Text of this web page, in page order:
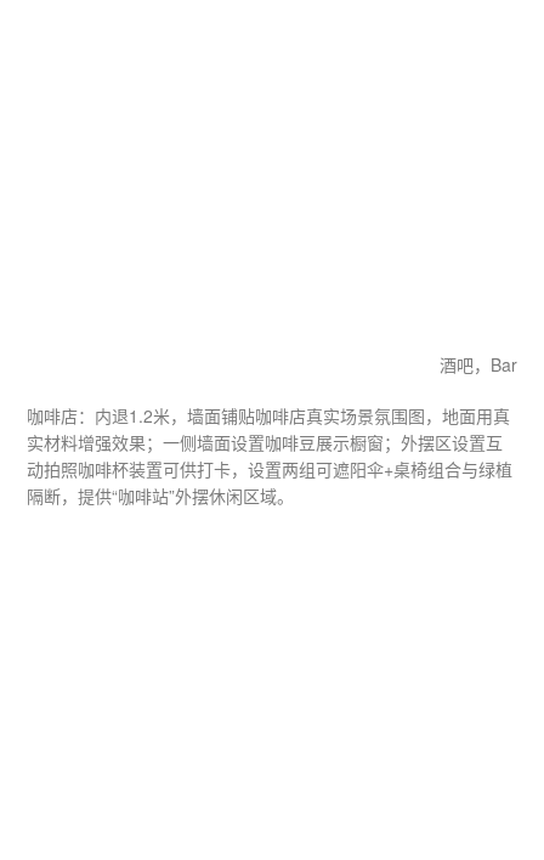
​酒吧​，Bar
​咖啡店​：内退1.2米，墙面铺贴咖啡店真实场景氛围图，地面用真
实材料增强效果；一侧墙面设置咖啡豆展示橱窗；外摆区设置互
动拍照咖啡杯装置可供打卡，设置两组可遮阳伞+桌椅组合与绿植
隔断，提供“咖啡站”外摆休闲区域。